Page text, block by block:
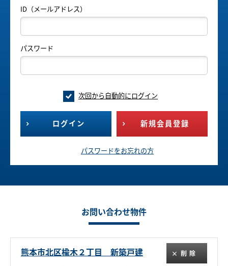
ID（メールアドレス）
パスワード
次回から自動的にログイン
ログイン 新規会員登録
パスワードをお忘れの方
お問い合わせ物件
熊本市北区楡木２丁目 新築戸建 削除